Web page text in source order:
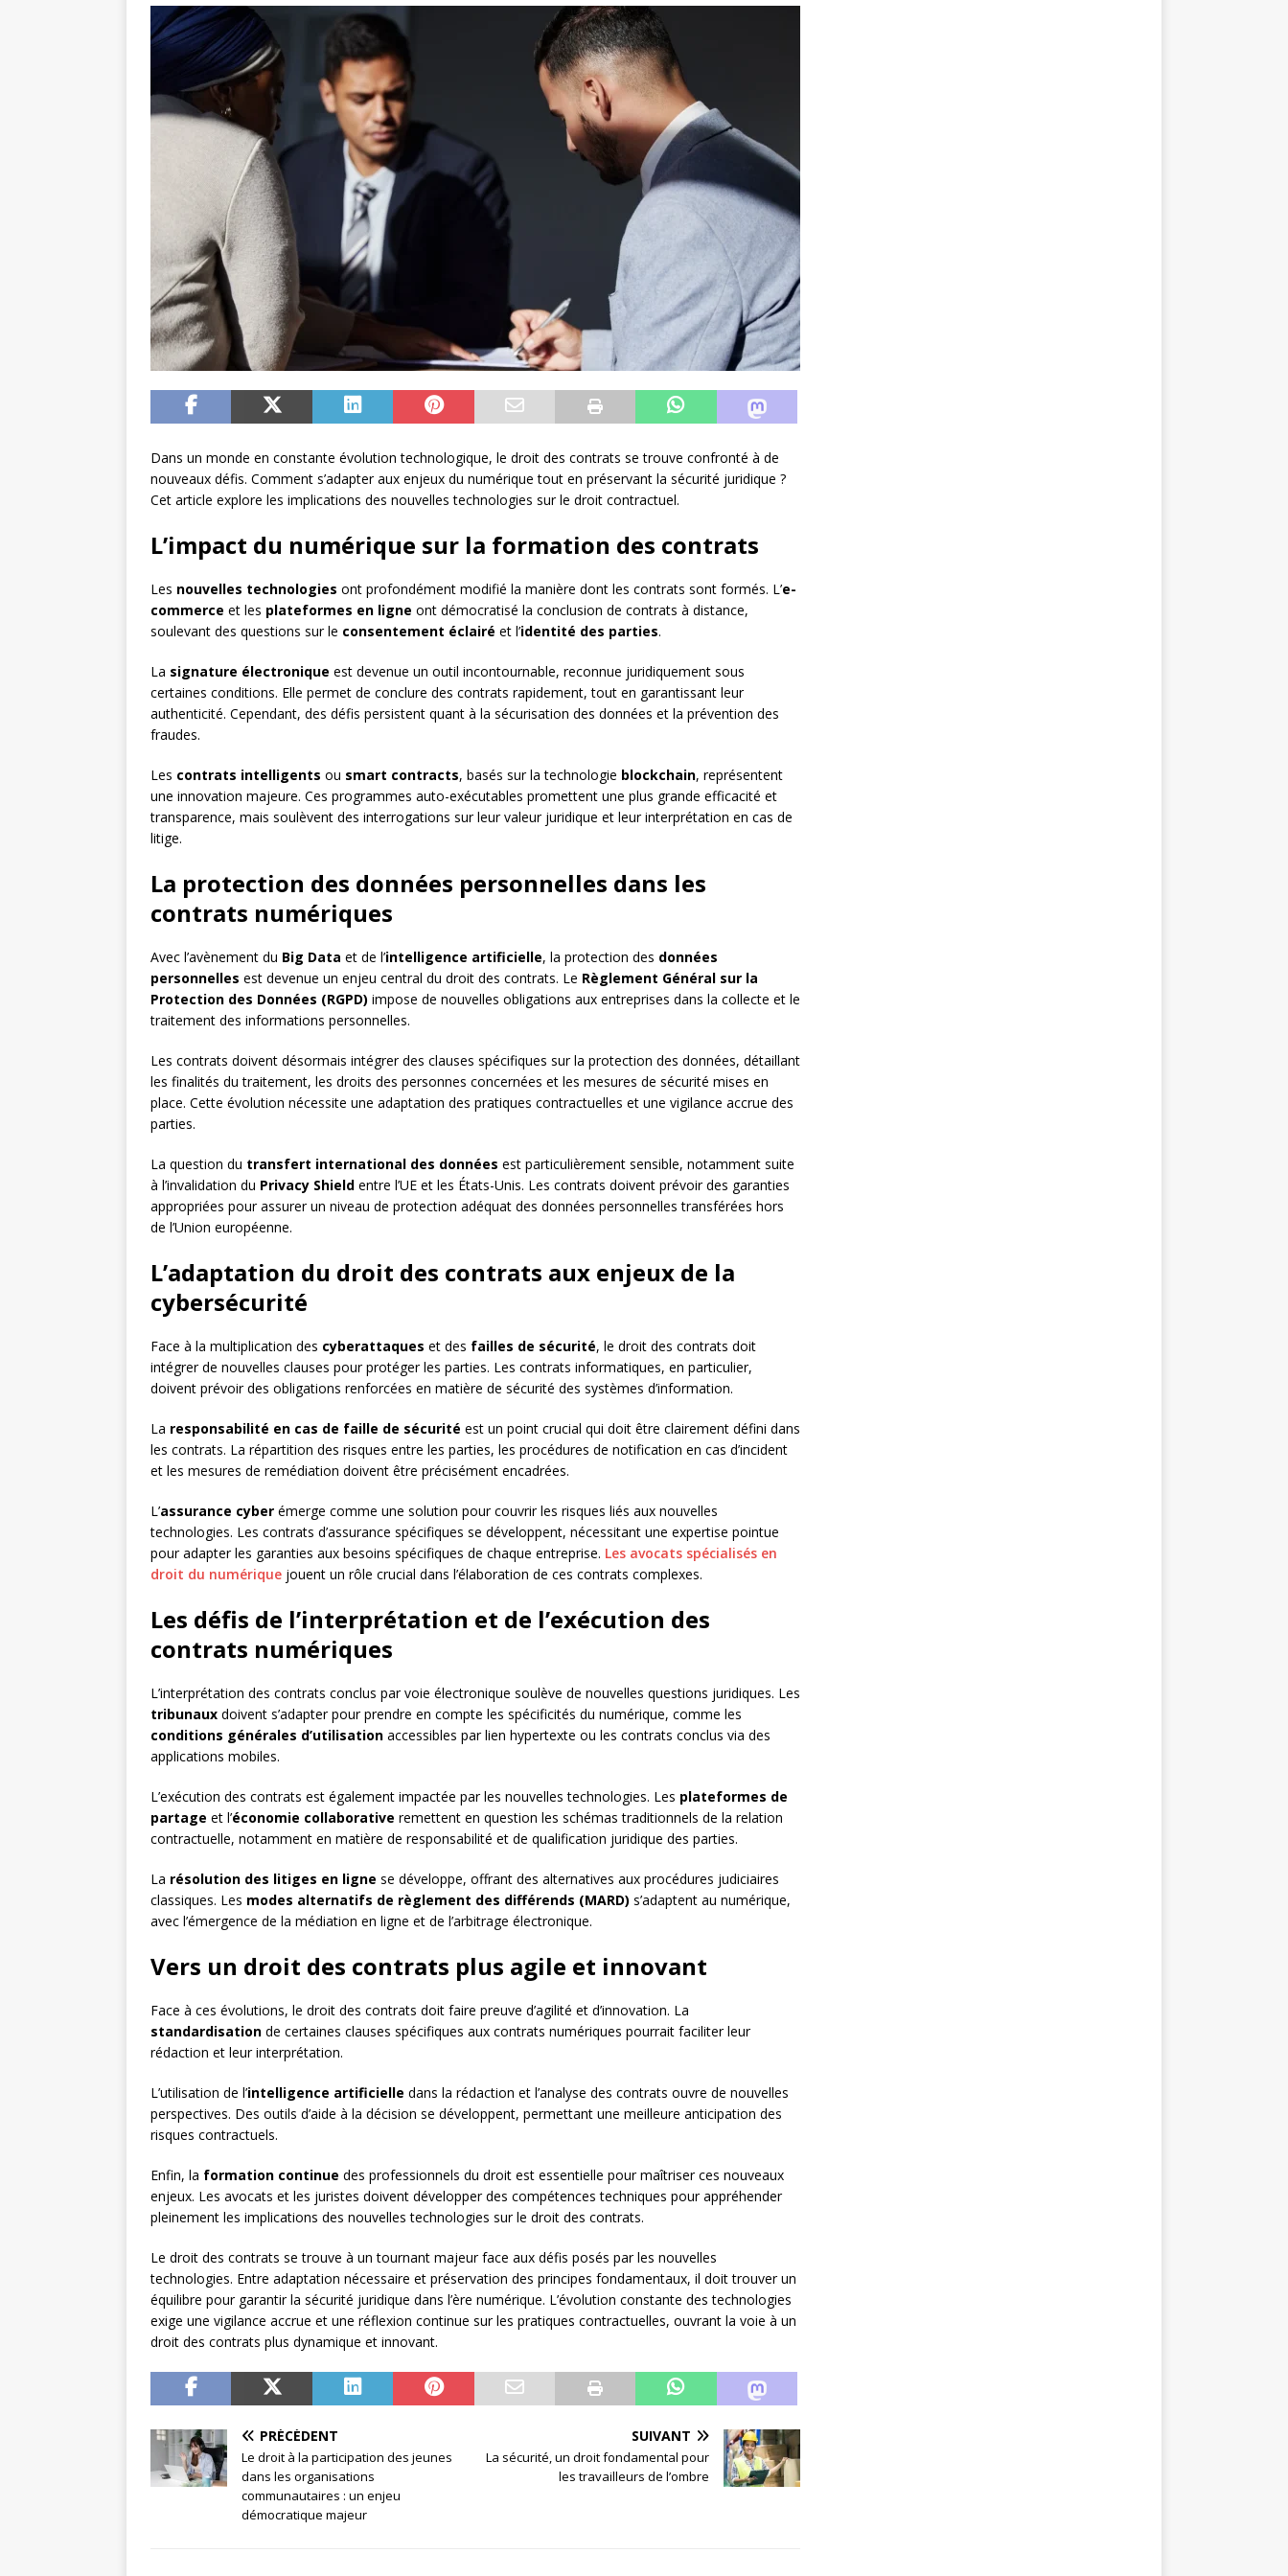
Dans un monde en constante évolution technologique, le droit des contrats se trouve confronté à de
nouveaux défis. Comment s’adapter aux enjeux du numérique tout en préservant la sécurité juridique ?
Cet article explore les implications des nouvelles technologies sur le droit contractuel.
L’impact du numérique sur la formation des contrats
Les nouvelles technologies ont profondément modifié la manière dont les contrats sont formés. L’e-
commerce et les plateformes en ligne ont démocratisé la conclusion de contrats à distance,
soulevant des questions sur le consentement éclairé et l’identité des parties.
La signature électronique est devenue un outil incontournable, reconnue juridiquement sous
certaines conditions. Elle permet de conclure des contrats rapidement, tout en garantissant leur
authenticité. Cependant, des défis persistent quant à la sécurisation des données et la prévention des
fraudes.
Les contrats intelligents ou smart contracts, basés sur la technologie blockchain, représentent
une innovation majeure. Ces programmes auto-exécutables promettent une plus grande efficacité et
transparence, mais soulèvent des interrogations sur leur valeur juridique et leur interprétation en cas de
litige.
La protection des données personnelles dans les
contrats numériques
Avec l’avènement du Big Data et de l’intelligence artificielle, la protection des données
personnelles est devenue un enjeu central du droit des contrats. Le Règlement Général sur la
Protection des Données (RGPD) impose de nouvelles obligations aux entreprises dans la collecte et le
traitement des informations personnelles.
Les contrats doivent désormais intégrer des clauses spécifiques sur la protection des données, détaillant
les finalités du traitement, les droits des personnes concernées et les mesures de sécurité mises en
place. Cette évolution nécessite une adaptation des pratiques contractuelles et une vigilance accrue des
parties.
La question du transfert international des données est particulièrement sensible, notamment suite
à l’invalidation du Privacy Shield entre l’UE et les États-Unis. Les contrats doivent prévoir des garanties
appropriées pour assurer un niveau de protection adéquat des données personnelles transférées hors
de l’Union européenne.
L’adaptation du droit des contrats aux enjeux de la
cybersécurité
Face à la multiplication des cyberattaques et des failles de sécurité, le droit des contrats doit
intégrer de nouvelles clauses pour protéger les parties. Les contrats informatiques, en particulier,
doivent prévoir des obligations renforcées en matière de sécurité des systèmes d’information.
La responsabilité en cas de faille de sécurité est un point crucial qui doit être clairement défini dans
les contrats. La répartition des risques entre les parties, les procédures de notification en cas d’incident
et les mesures de remédiation doivent être précisément encadrées.
L’assurance cyber émerge comme une solution pour couvrir les risques liés aux nouvelles
technologies. Les contrats d’assurance spécifiques se développent, nécessitant une expertise pointue
pour adapter les garanties aux besoins spécifiques de chaque entreprise. Les avocats spécialisés en
droit du numérique jouent un rôle crucial dans l’élaboration de ces contrats complexes.
Les défis de l’interprétation et de l’exécution des
contrats numériques
L’interprétation des contrats conclus par voie électronique soulève de nouvelles questions juridiques. Les
tribunaux doivent s’adapter pour prendre en compte les spécificités du numérique, comme les
conditions générales d’utilisation accessibles par lien hypertexte ou les contrats conclus via des
applications mobiles.
L’exécution des contrats est également impactée par les nouvelles technologies. Les plateformes de
partage et l’économie collaborative remettent en question les schémas traditionnels de la relation
contractuelle, notamment en matière de responsabilité et de qualification juridique des parties.
La résolution des litiges en ligne se développe, offrant des alternatives aux procédures judiciaires
classiques. Les modes alternatifs de règlement des différends (MARD) s’adaptent au numérique,
avec l’émergence de la médiation en ligne et de l’arbitrage électronique.
Vers un droit des contrats plus agile et innovant
Face à ces évolutions, le droit des contrats doit faire preuve d’agilité et d’innovation. La
standardisation de certaines clauses spécifiques aux contrats numériques pourrait faciliter leur
rédaction et leur interprétation.
L’utilisation de l’intelligence artificielle dans la rédaction et l’analyse des contrats ouvre de nouvelles
perspectives. Des outils d’aide à la décision se développent, permettant une meilleure anticipation des
risques contractuels.
Enfin, la formation continue des professionnels du droit est essentielle pour maîtriser ces nouveaux
enjeux. Les avocats et les juristes doivent développer des compétences techniques pour appréhender
pleinement les implications des nouvelles technologies sur le droit des contrats.
Le droit des contrats se trouve à un tournant majeur face aux défis posés par les nouvelles
technologies. Entre adaptation nécessaire et préservation des principes fondamentaux, il doit trouver un
équilibre pour garantir la sécurité juridique dans l’ère numérique. L’évolution constante des technologies
exige une vigilance accrue et une réflexion continue sur les pratiques contractuelles, ouvrant la voie à un
droit des contrats plus dynamique et innovant.
PRÉCÉDENT
Le droit à la participation des jeunes
dans les organisations
communautaires : un enjeu
démocratique majeur
SUIVANT
La sécurité, un droit fondamental pour
les travailleurs de l’ombre